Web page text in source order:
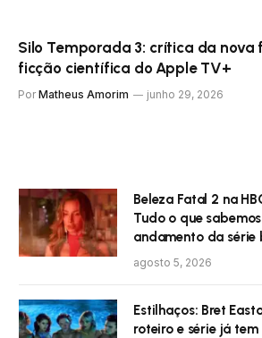
Silo Temporada 3: crítica da nova
ficção científica do Apple TV+
Por Matheus Amorim junho 29, 2026
Beleza Fatal 2 na
Tudo o que
andamento da série
agosto 5, 2026
Estilhaços: Bret
roteiro e série já